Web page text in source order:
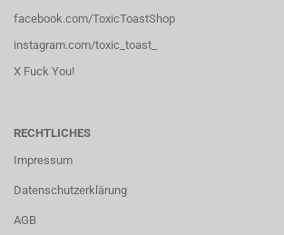
facebook.com/ToxicToastShop
instagram.com/toxic_toast_
X Fuck You!
RECHTLICHES
Impressum
Datenschutzerklärung
AGB